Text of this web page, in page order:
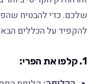
שלכם. כדי להבטיח
להקפיד על הכללים
1. קלפו את הפרי: